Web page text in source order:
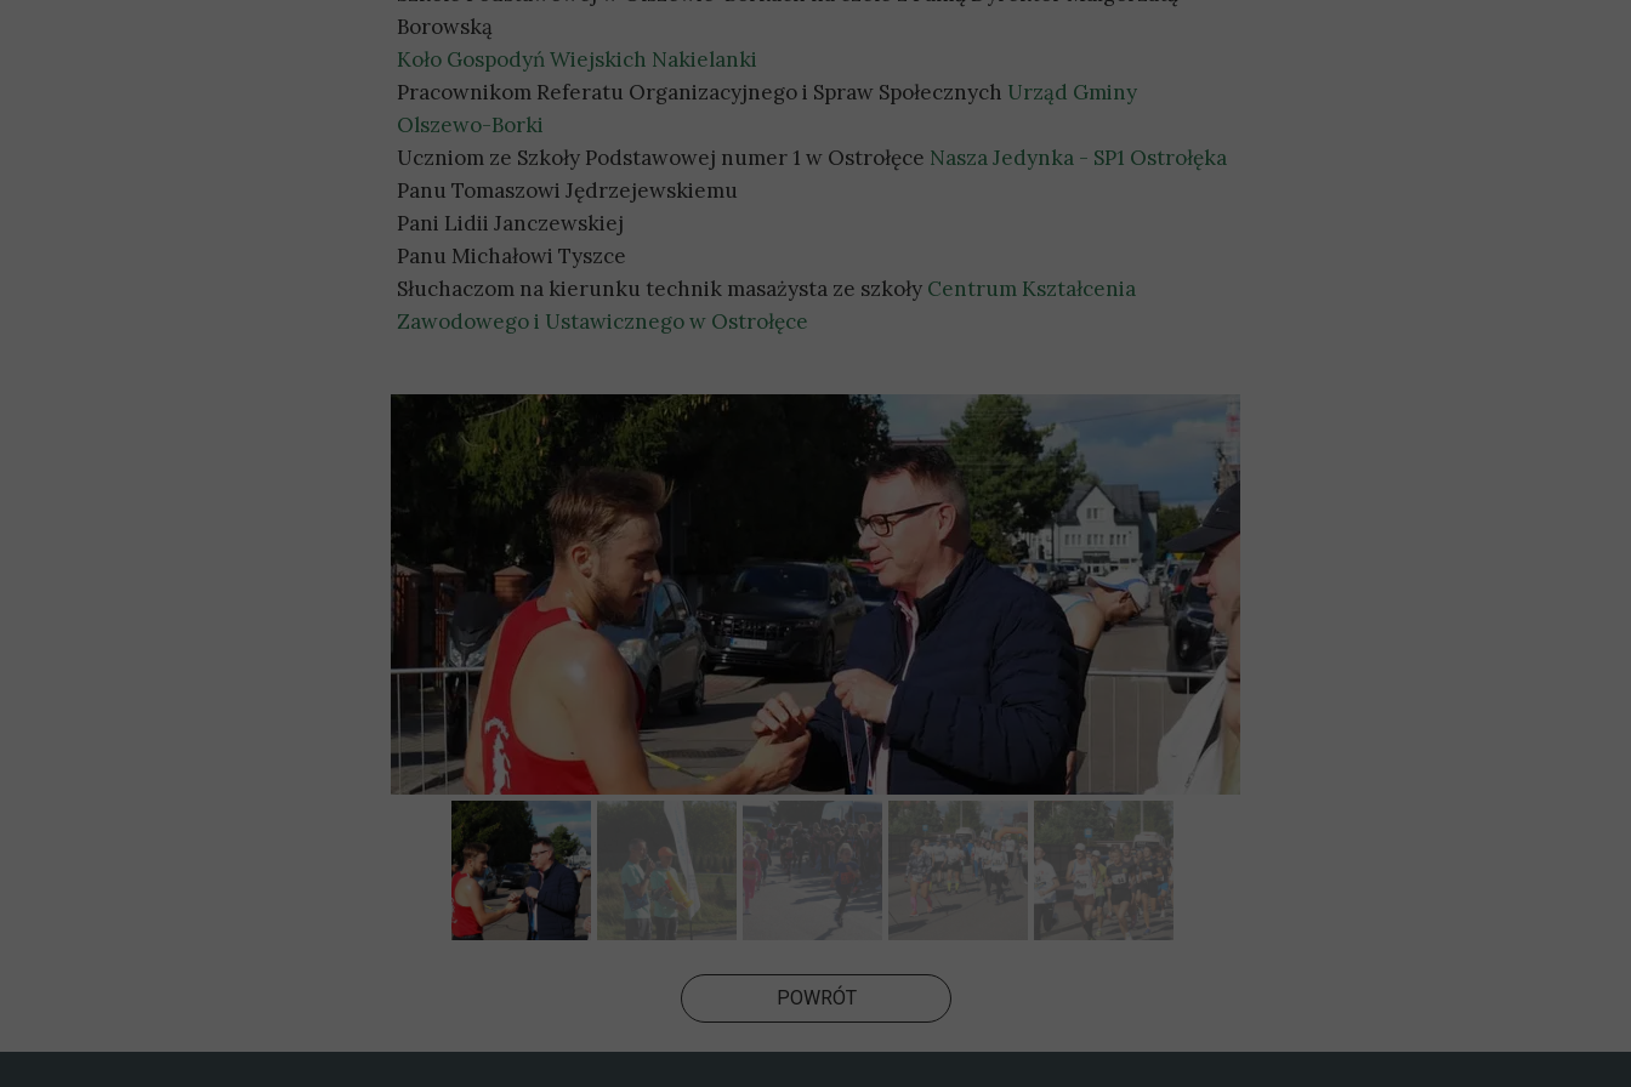
Borowską
Koło Gospodyń Wiejskich Nakielanki
Pracownikom Referatu Organizacyjnego i Spraw Społecznych Urząd Gminy
Olszewo-Borki
Uczniom ze Szkoły Podstawowej numer 1 w Ostrołęce Nasza Jedynka - SP1 Ostrołęka
Panu Tomaszowi Jędrzejewskiemu
Pani Lidii Janczewskiej
Panu Michałowi Tyszce
Słuchaczom na kierunku technik masażysta ze szkoły Centrum Kształcenia
Zawodowego i Ustawicznego w Ostrołęce
POWRÓT